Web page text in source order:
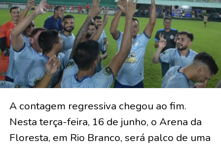
A contagem regressiva chegou ao fim.
Nesta terça-feira, 16 de junho, o Arena da
Floresta, em Rio Branco, será palco de uma